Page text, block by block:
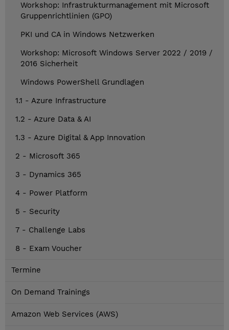
Workshop: Infrastrukturmanagement mit Microsoft
Gruppenrichtlinien (GPO)
PKI und CA in Windows Netzwerken
Workshop: Microsoft Windows Server 2022 / 2019 /
2016 Sicherheit
Windows PowerShell Grundlagen
1.1 - Azure Infrastructure
1.2 - Azure Data & AI
1.3 - Azure Digital & App Innovation
2 - Microsoft 365
3 - Dynamics 365
4 - Power Platform
5 - Security
7 - Challenge Labs
8 - Exam Voucher
Termine
On Demand Trainings
Amazon Web Services (AWS)